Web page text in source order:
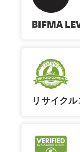
BIFMA
リサイク